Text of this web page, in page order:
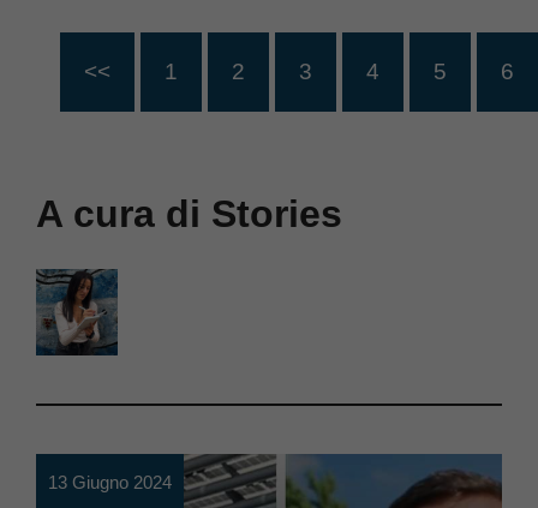
<< 1 2 3 4 5 6
A cura di Stories
13 Giugno 2024